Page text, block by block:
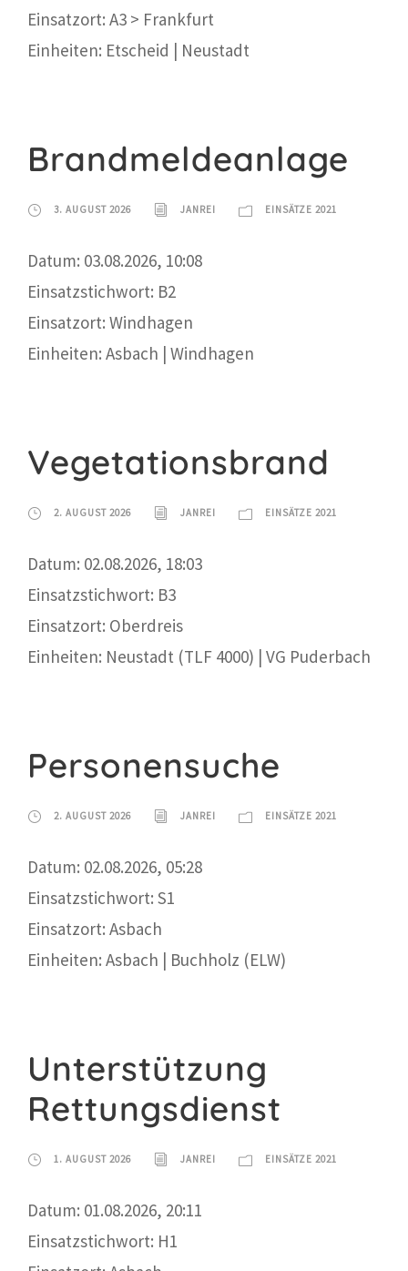
Einsatzort: A3 > Frankfurt
Einheiten: Etscheid | Neustadt
Brandmeldeanlage
3. AUGUST 2026 JANREI EINSÄTZE 2021
Datum: 03.08.2026, 10:08
Einsatzstichwort: B2
Einsatzort: Windhagen
Einheiten: Asbach | Windhagen
Vegetationsbrand
2. AUGUST 2026 JANREI EINSÄTZE 2021
Datum: 02.08.2026, 18:03
Einsatzstichwort: B3
Einsatzort: Oberdreis
Einheiten: Neustadt (TLF 4000) | VG Puderbach
Personensuche
2. AUGUST 2026 JANREI EINSÄTZE 2021
Datum: 02.08.2026, 05:28
Einsatzstichwort: S1
Einsatzort: Asbach
Einheiten: Asbach | Buchholz (ELW)
Unterstützung
Rettungsdienst
1. AUGUST 2026 JANREI EINSÄTZE 2021
Datum: 01.08.2026, 20:11
Einsatzstichwort: H1